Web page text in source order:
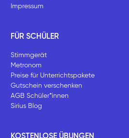
Impressum
FÜR SCHÜLER
Stimmgerät
Metronom
Preise für Unterrichtspakete
Gutschein verschenken
AGB Schüler*innen
Sirius Blog